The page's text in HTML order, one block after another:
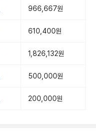
966,667원
610,400원
1,826,132원
500,000원
200,000원